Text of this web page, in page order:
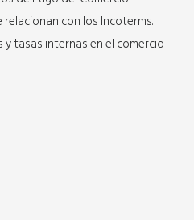
con los Incoterms.
tasas internas en el comercio